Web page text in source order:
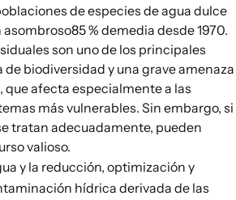
de especies de agua dulce
asombroso85 % demedia desde 1970.
son uno de los principales
biodiversidad y una grave amenaza
que afecta especialmente a las
más vulnerables. Sin embargo, si
tratan adecuadamente, pueden
valioso.
y la reducción, optimización y
hídrica derivada de las